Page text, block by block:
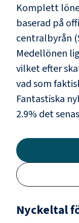
Komplett
baserad på
centralbyrån
Medellönen
vilket efter
vad som
Fantastiska
2.9% det
Nyckeltal